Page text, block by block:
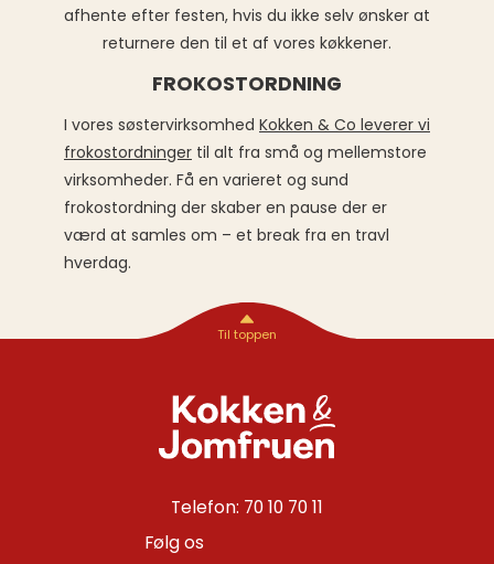
afhente efter festen, hvis du ikke selv ønsker at
returnere den til et af vores køkkener.
FROKOSTORDNING
I vores søstervirksomhed Kokken & Co leverer vi
frokostordninger til alt fra små og mellemstore
virksomheder. Få en varieret og sund
frokostordning der skaber en pause der er
værd at samles om – et break fra en travl
hverdag.
Telefon: 70 10 70 11
Følg os